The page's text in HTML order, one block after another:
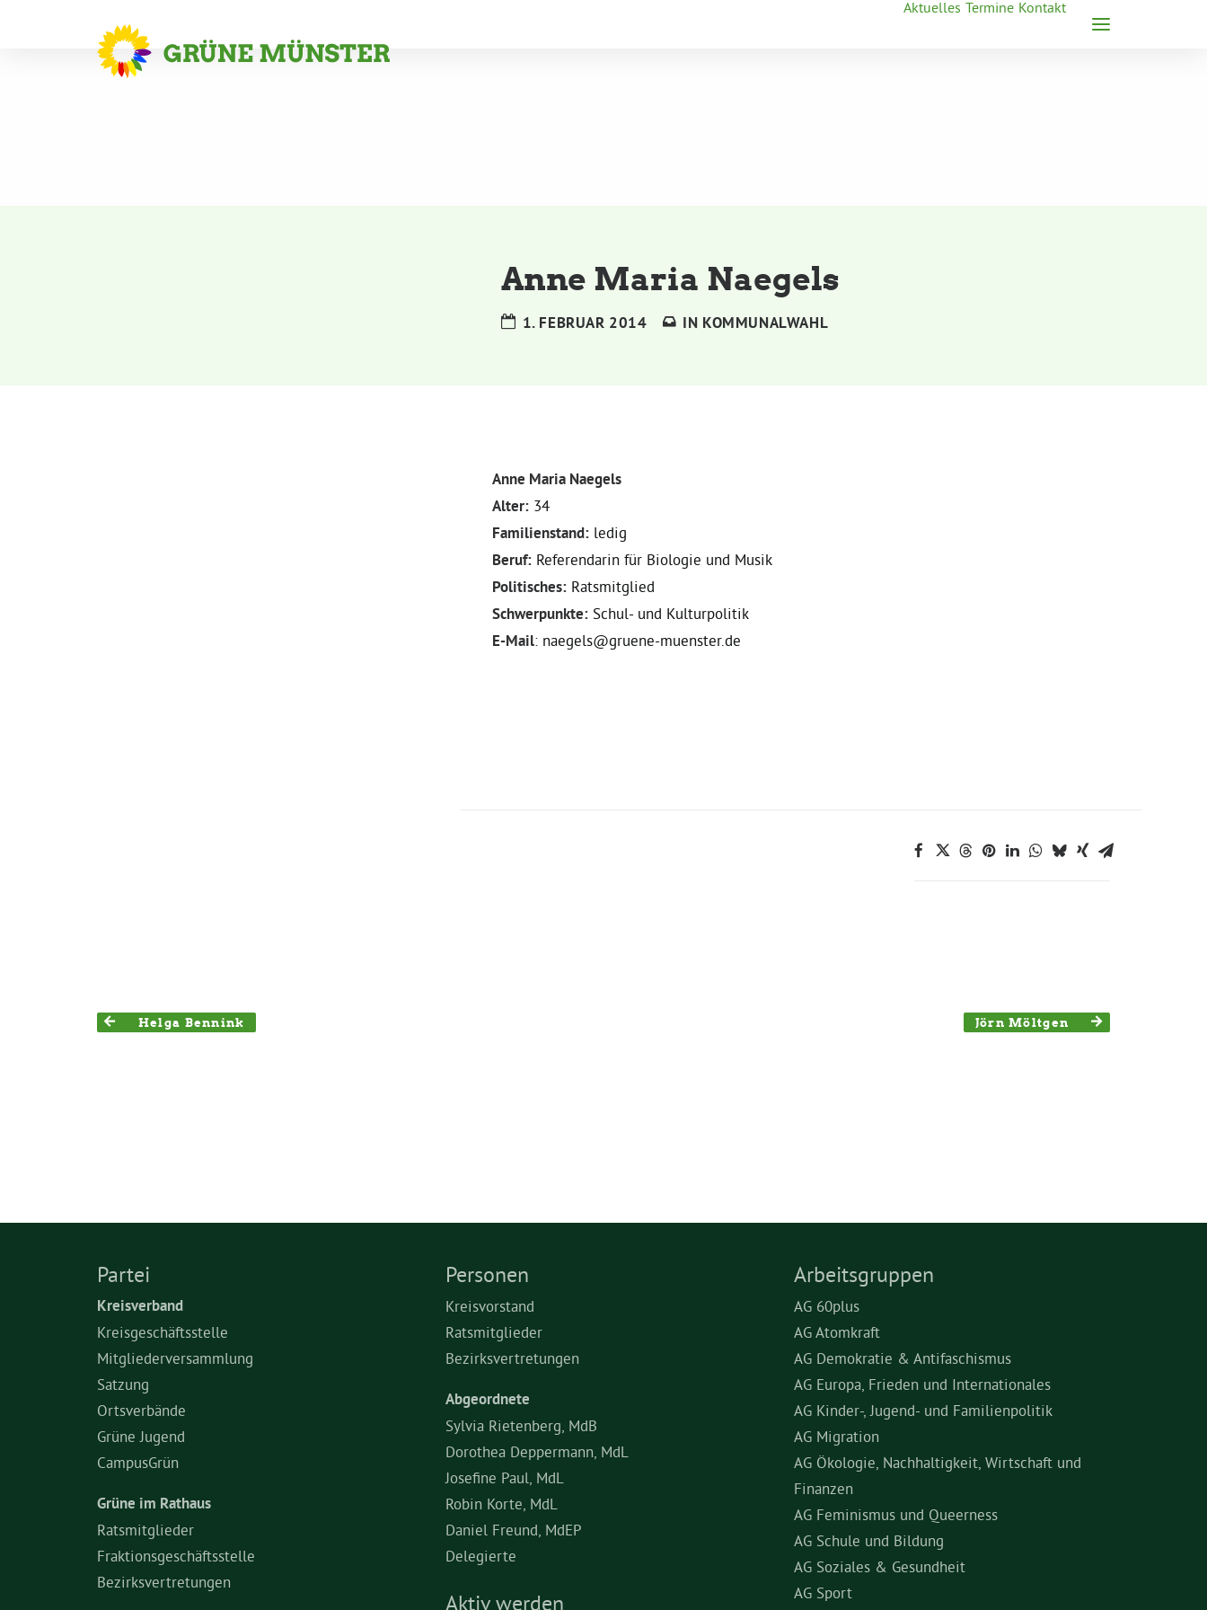
Aktuelles Termine Kontakt
Anne Maria Naegels
1. FEBRUAR 2014 IN KOMMUNALWAHL
Anne Maria Naegels
Alter: 34
Familienstand: ledig
Beruf: Referendarin für Biologie und Musik
Politisches: Ratsmitglied
Schwerpunkte: Schul- und Kulturpolitik
E-Mail: naegels@gruene-muenster.de
Helga Bennink Jörn Möltgen
Partei
Kreisverband
Kreisgeschäftsstelle
Mitgliederversammlung
Satzung
Ortsverbände
Grüne Jugend
CampusGrün
Grüne im Rathaus
Ratsmitglieder
Fraktionsgeschäftsstelle
Bezirksvertretungen
Personen
Kreisvorstand
Ratsmitglieder
Bezirksvertretungen
Abgeordnete
Sylvia Rietenberg, MdB
Dorothea Deppermann, MdL
Josefine Paul, MdL
Robin Korte, MdL
Daniel Freund, MdEP
Delegierte
Aktiv werden
Arbeitsgruppen
AG 60plus
AG Atomkraft
AG Demokratie & Antifaschismus
AG Europa, Frieden und Internationales
AG Kinder-, Jugend- und Familienpolitik
AG Migration
AG Ökologie, Nachhaltigkeit, Wirtschaft und
Finanzen
AG Feminismus und Queerness
AG Schule und Bildung
AG Soziales & Gesundheit
AG Sport